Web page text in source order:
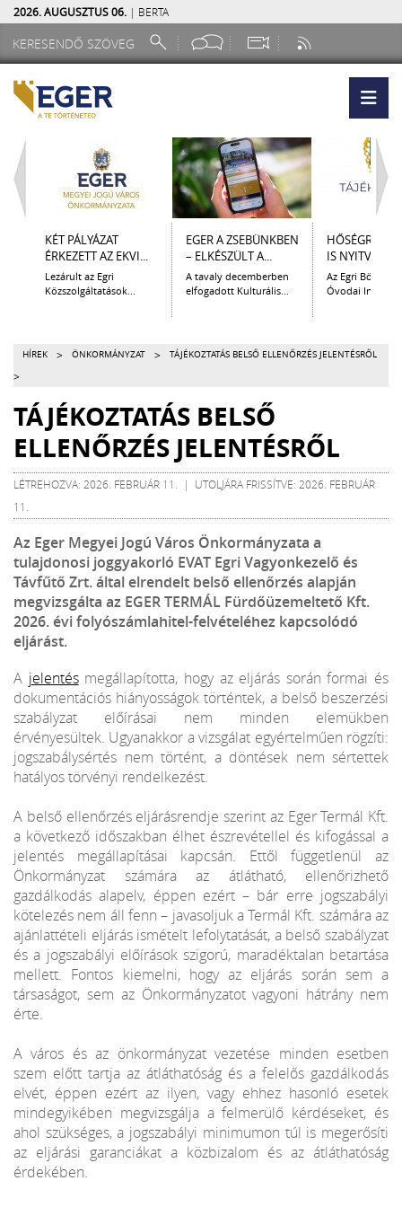
2026. AUGUSZTUS 06. | BERTA
KÉT PÁLYÁZAT
ÉRKEZETT AZ EKVI...
Lezárult az Egri
Közszolgáltatások...
EGER A ZSEBÜNKBEN
– ELKÉSZÜLT A...
A tavaly decemberben
elfogadott Kulturális...
IS
Az Egri
Óvodai
HÍREK > ÖNKORMÁNYZAT > TÁJÉKOZTATÁS BELSŐ ELLENŐRZÉS JELENTÉSRŐL
>
TÁJÉKOZTATÁS BELSŐ
ELLENŐRZÉS JELENTÉSRŐL
LÉTREHOZVA: 2026. FEBRUÁR 11. | UTOLJÁRA FRISSÍTVE: 2026. FEBRUÁR
11.
Az Eger Megyei Jogú Város Önkormányzata a
tulajdonosi joggyakorló EVAT Egri Vagyonkezelő és
Távfűtő Zrt. által elrendelt belső ellenőrzés alapján
megvizsgálta az EGER TERMÁL Fürdőüzemeltető Kft.
2026. évi folyószámlahitel-felvételéhez kapcsolódó
eljárást.
A jelentésmegállapította, hogy az eljárás során formai és
dokumentációs hiányosságok történtek, a belső beszerzési
szabályzat előírásai nem minden elemükben
érvényesültek. Ugyanakkor a vizsgálat egyértelműen rögzíti:
jogszabálysértés nem történt, a döntések nem sértettek
hatályos törvényi rendelkezést.
A belső ellenőrzés eljárásrendje szerint az Eger Termál Kft.
a következő időszakban élhet észrevétellel és kifogással a
jelentés megállapításai kapcsán. Ettől függetlenül az
Önkormányzat számára az átlátható, ellenőrizhető
gazdálkodás alapelv, éppen ezért – bár erre jogszabályi
kötelezés nem áll fenn – javasoljuk a Termál Kft. számára az
ajánlattételi eljárás ismételt lefolytatását, a belső szabályzat
és a jogszabályi előírások szigorú, maradéktalan betartása
mellett. Fontos kiemelni, hogy az eljárás során sem a
társaságot, sem az Önkormányzatot vagyoni hátrány nem
érte.
A város és az önkormányzat vezetése minden esetben
szem előtt tartja az átláthatóság és a felelős gazdálkodás
elvét, éppen ezért az ilyen, vagy ehhez hasonló esetek
mindegyikében megvizsgálja a felmerülő kérdéseket, és
ahol szükséges, a jogszabályi minimumon túl is megerősíti
az eljárási garanciákat a közbizalom és az átláthatóság
érdekében.